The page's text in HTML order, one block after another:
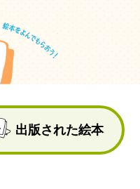
出版された絵本